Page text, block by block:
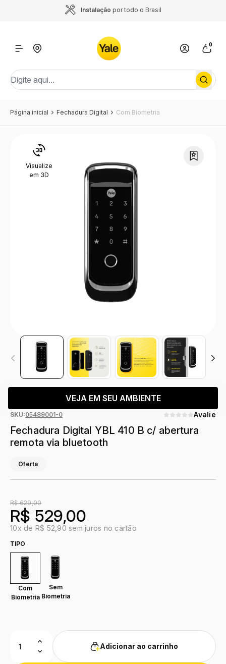
Instalação por todo o Brasil
0
Página inicial Fechadura Digital Com Biometria
Visualize
em 3D
VEJA EM SEU AMBIENTE
SKU:05489001-0 Avalie
Fechadura Digital YBL 410 B c/ abertura
remota via bluetooth
Oferta
R$ 629,00
R$ 529,00
10x de R$ 52,90 sem juros no cartão
TIPO
Com
Biometria
Sem
Biometria
Adicionar ao carrinho